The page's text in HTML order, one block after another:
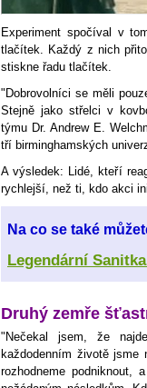
Experiment spočíval v
tlačítek. Každý z nich
stiskne řadu tlačítek.
"Dobrovolníci se měli
Stejně jako střelci v
týmu Dr. Andrew E.
tří birminghamských
A výsledek: Lidé, kteří
rychlejší, než ti, kdo akci
Na co se také
Legendární
Druhý zemře
"Nečekal jsem, že
každodenním životě jsme
rozhodneme podniknout,